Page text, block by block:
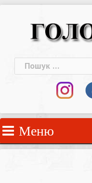
Пошук:
Меню